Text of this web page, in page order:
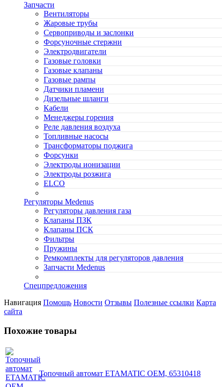
Запчасти
Вентиляторы
Жаровые трубы
Сервоприводы и заслонки
Форсуночные стержни
Электродвигатели
Газовые головки
Газовые клапаны
Газовые рампы
Датчики пламени
Дизельные шланги
Кабели
Менеджеры горения
Реле давления воздуха
Топливные насосы
Трансформаторы поджига
Форсунки
Электроды ионизации
Электроды розжига
ELCO
Регуляторы Medenus
Регуляторы давления газа
Клапаны ПЗК
Клапаны ПСК
Фильтры
Пружины
Ремкомплекты для регуляторов давления
Запчасти Medenus
Спецпредложения
Навигация Помощь Новости Отзывы Полезные ссылки Карта
сайта
Похожие товары
Топочный автомат ETAMATIC OEM, 65310418